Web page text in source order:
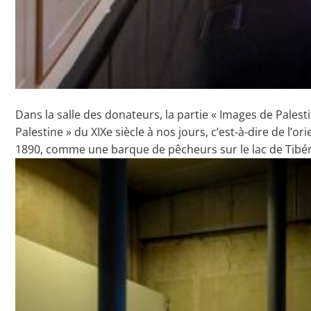
Dans la salle des donateurs, la partie « Images de
Palestine » du XIXe siècle à nos jours, c’est-à-dire de
1890, comme une barque de pêcheurs sur le lac de